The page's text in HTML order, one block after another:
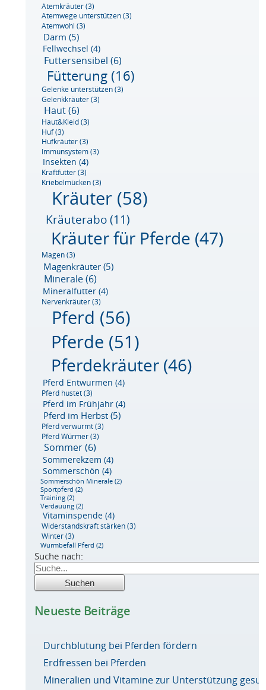
Atemkräuter(3)
Atemwege unterstützen(3)
Atemwohl (3)
Darm (5)
Fellwechsel (4)
Futtersensibel (6)
Fütterung (16)
Gelenke unterstützen(3)
Gelenkkräuter(3)
Haut(6)
Haut&Kleid(3)
Huf(3)
Hufkräuter(3)
Immunsystem(3)
Insekten (4)
Kraftfutter(3)
Kriebelmücken(3)
Kräuter (58)
Kräuterabo(11)
Kräuter für Pferde (47)
Magen(3)
Magenkräuter(5)
Minerale(6)
Mineralfutter(4)
Nervenkräuter(3)
Pferd (56)
Pferde (51)
Pferdekräuter(46)
Pferd Entwurmen (4)
Pferd hustet(3)
Pferd im Frühjahr(4)
Pferd im Herbst(5)
Pferd verwurmt(3)
Pferd Würmer(3)
Sommer(6)
Sommerekzem (4)
Sommerschön (4)
Sommerschön Minerale (2)
Sportpferd (2)
Training (2)
Verdauung (2)
Vitaminspende(4)
Widerstandskraft stärken(3)
Winter(3)
Wurmbefall Pferd (2)
Suche nach:
Neueste Beiträge
Durchblutung bei Pferden fördern
Erdfressen bei Pferden
Mineralien und Vitamine zur Unterstützung